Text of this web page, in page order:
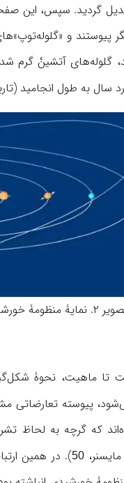
گردید. سپس، این
و
گلوله‌های آتشینْ
سیاره‌ها و مدارهای آنها به گرد خورشید (مونرو، ۱۲)
تا ماهیت، نحوۀ
پیوسته تعارضاتی
که گرچه به لحاظ
مایسنر،50). در همین